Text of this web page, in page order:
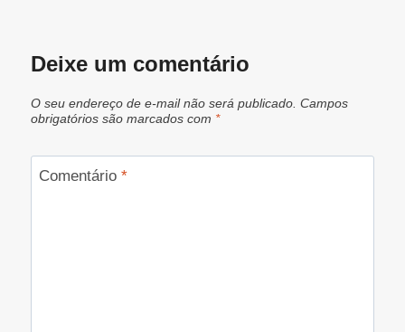
Deixe um comentário
O seu endereço de e-mail não será publicado. Campos
obrigatórios são marcados com *
Comentário *